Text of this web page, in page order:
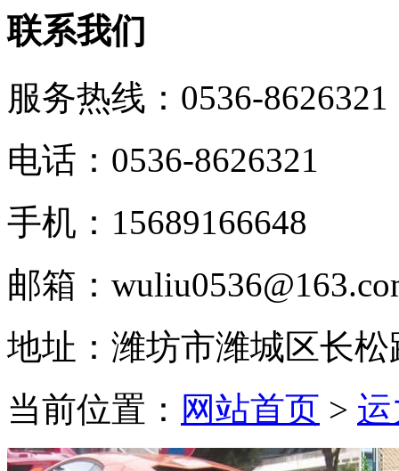
联系我们
服务热线： 0536-8626321
电话：0536-8626321
手机：15689166648
邮箱：
地址：潍坊市潍城区长
当前位置： 网站首页 >